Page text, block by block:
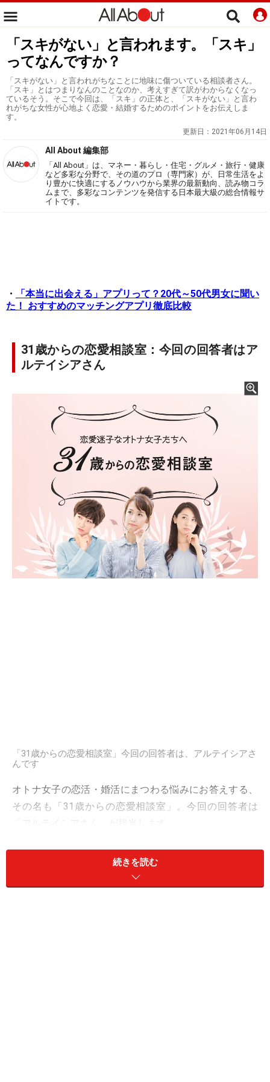
「スキがない」と言われます。「スキ」
ってなんですか？
「スキがない」と言われがちなことに地味に傷ついている相談者さん。
「スキ」とはつまりなんのことなのか、考えすぎて訳がわからなくなっ
ているそう。そこで今回は、「スキ」の正体と、「スキがない」と言わ
れがちな女性が心地よく恋愛・結婚するためのポイントをお伝えしま
す。
更新日： 2021年06月14日
All About 編集部
「All About」は、マネー・暮らし・住宅・グルメ・旅行・健康
など多彩な分野で、その道のプロ（専門家）が、日常生活をよ
り豊かに快適にするノウハウから業界の最新動向、読み物コラ
ムまで、多彩なコンテンツを発信する日本最大級の総合情報サ
イトです。
・
「本当に出会える」アプリって？20代～50代男女に聞い
た！ おすすめのマッチングアプリ徹底比較
31歳からの恋愛相談室：今回の回答者はア
ルテイシアさん
「31歳からの恋愛相談室」今回の回答者は、アルテイシアさ
んです
オトナ女子の恋活・婚活にまつわる悩みにお答えする、
その名も「31歳からの恋愛相談室」。今回の回答者は
■アルテイシアさんプロフィール
続きを読む